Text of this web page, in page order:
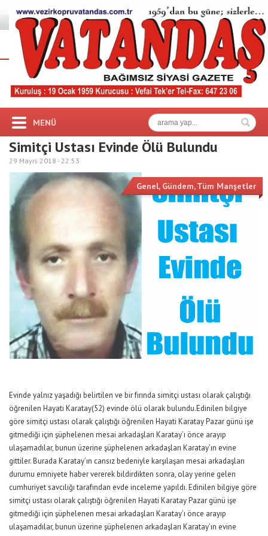
MENÜ
Simitçi Ustası Evinde Ölü Bulundu
29 Mayıs 2018 -22:53
Genel, Gündem,Tüm Manşetler
Evinde yalnız yaşadığı belirtilen ve bir fırında simitçi ustası olarak çalıştığı
öğrenilen Hayati Karatay(52) evinde ölü olarak bulundu.Edinilen bilgiye
göre simitçi ustası olarak çalıştığı öğrenilen Hayati Karatay Pazar günü işe
gitmediği için şüphelenen mesai arkadaşları Karatay’ı önce arayıp
ulaşamadılar, bunun üzerine şüphelenen arkadaşları Karatay’ın evine
gittiler. Burada Karatay’ın cansız bedeniyle karşılaşan mesai arkadaşları
durumu emniyete haber vererek bildirdikten sonra, olay yerine gelen
cumhuriyet savcılığı tarafından evde inceleme yapıldı. Edinilen bilgiye göre
simitçi ustası olarak çalıştığı öğrenilen Hayati Karatay Pazar günü işe
gitmediği için şüphelenen mesai arkadaşları Karatay’ı önce arayıp
ulaşamadılar, bunun üzerine şüphelenen arkadaşları Karatay’ın evine